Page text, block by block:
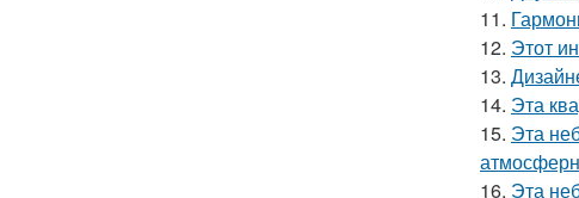
11.
12. Этот
13.
14. Эта
15. Эта
16. Эта